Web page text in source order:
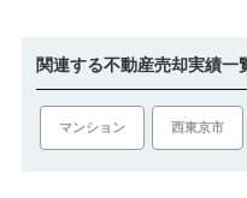
関連する不動産売却実績一
マンション 西東京市